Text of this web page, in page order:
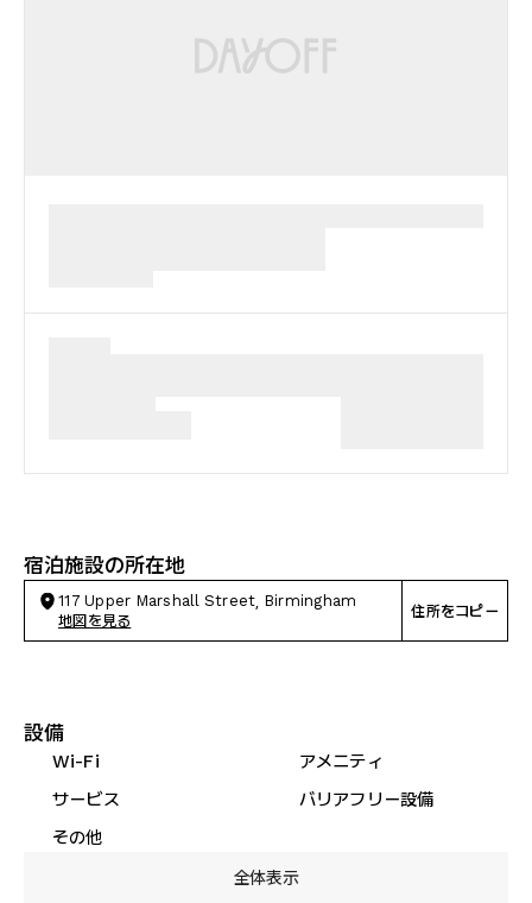
宿泊施設の所在地
117 Upper Marshall Street, Birmingham
地図を見る
住所をコピー
設備
Wi-Fi
アメニティ
サービス
バリアフリー設備
その他
全体表示